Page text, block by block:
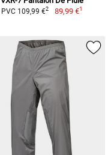
PVC 109,99 €2 89,99 €1